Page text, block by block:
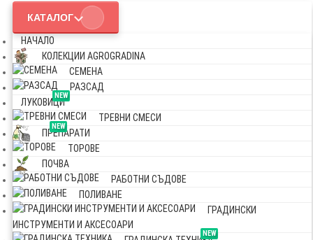
КАТАЛОГ
НАЧАЛО
КОЛЕКЦИИ AGROGRADINA
СЕМЕНА
РАЗСАД
NEW
ЛУКОВИЦИ
ТРЕВНИ СМЕСИ
NEW
ПРЕПАРАТИ
ТОРОВЕ
ПОЧВА
РАБОТНИ СЪДОВЕ
ПОЛИВАНЕ
ГРАДИНСКИ
ИНСТРУМЕНТИ И АКСЕСОАРИ
NEW